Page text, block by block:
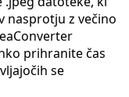
nasprotju z večino
prihranite čas
se